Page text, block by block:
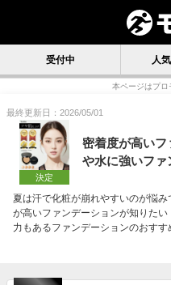
受付中 人
本ページはプロ
最終更新日：2026/05/01
決定
密着度が高い
や水に強いファ
夏は汗で化粧が崩れやすいのが悩
が高いファンデーションが知りた
力もあるファンデーションのおすす